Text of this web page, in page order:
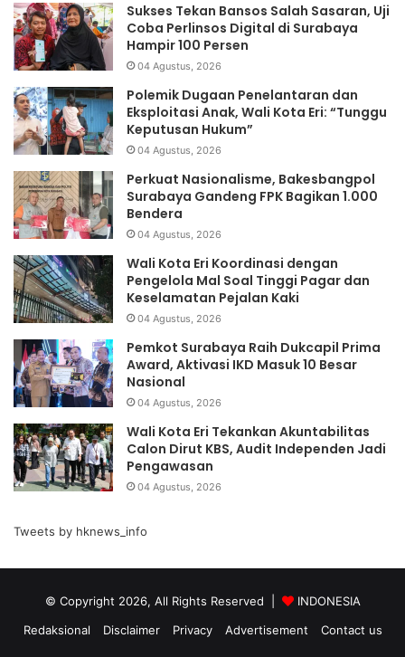
Sukses Tekan Bansos Salah Sasaran, Uji
Coba Perlinsos Digital di Surabaya
Hampir 100 Persen
04 Agustus, 2026
Polemik Dugaan Penelantaran dan
Eksploitasi Anak, Wali Kota Eri: “Tunggu
Keputusan Hukum”
04 Agustus, 2026
Perkuat Nasionalisme, Bakesbangpol
Surabaya Gandeng FPK Bagikan 1.000
Bendera
04 Agustus, 2026
Wali Kota Eri Koordinasi dengan
Pengelola Mal Soal Tinggi Pagar dan
Keselamatan Pejalan Kaki
04 Agustus, 2026
Pemkot Surabaya Raih Dukcapil Prima
Award, Aktivasi IKD Masuk 10 Besar
Nasional
04 Agustus, 2026
Wali Kota Eri Tekankan Akuntabilitas
Calon Dirut KBS, Audit Independen Jadi
Pengawasan
04 Agustus, 2026
Tweets by hknews_info
© Copyright 2026, All Rights Reserved |
INDONESIA
Redaksional
Disclaimer Privacy Advertisement Contact us